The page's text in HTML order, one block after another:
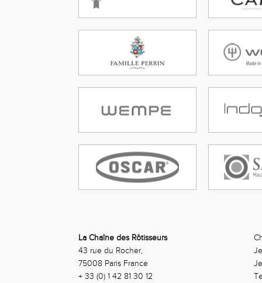
La Chaîne des Rôtisseurs
43 rue du Rocher,
75008 Paris France
+ 33 (0) 1 42 81 30 12